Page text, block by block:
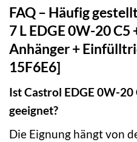
FAQ – Häufig
7 L EDGE 0W-20 C5
Anhänger +
15F6E6]
Ist Castrol EDGE 0W-
geeignet?
Die Eignung hängt von